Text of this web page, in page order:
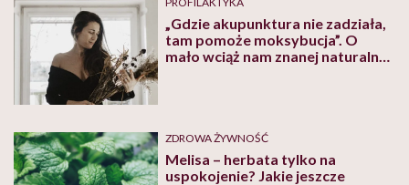
„Gdzie akupunktura nie zadziała,
tam pomoże moksybucja”. O
mało wciąż nam znanej naturalnej
ZDROWA ŻYWNOŚĆ
Melisa – herbata tylko na
uspokojenie? Jakie jeszcze